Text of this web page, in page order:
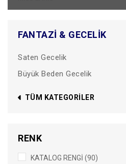
FANTAZI & GECELIK
Saten Gecelik
Büyük Beden Gecelik
TÜM KATEGORILER
RENK
KATALOG RENGİ (90)